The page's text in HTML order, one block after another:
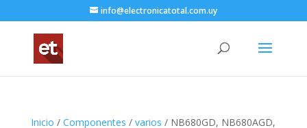
info@electronicatotal.com.uy
Inicio / Componentes / varios / NB680GD, NB680AGD,